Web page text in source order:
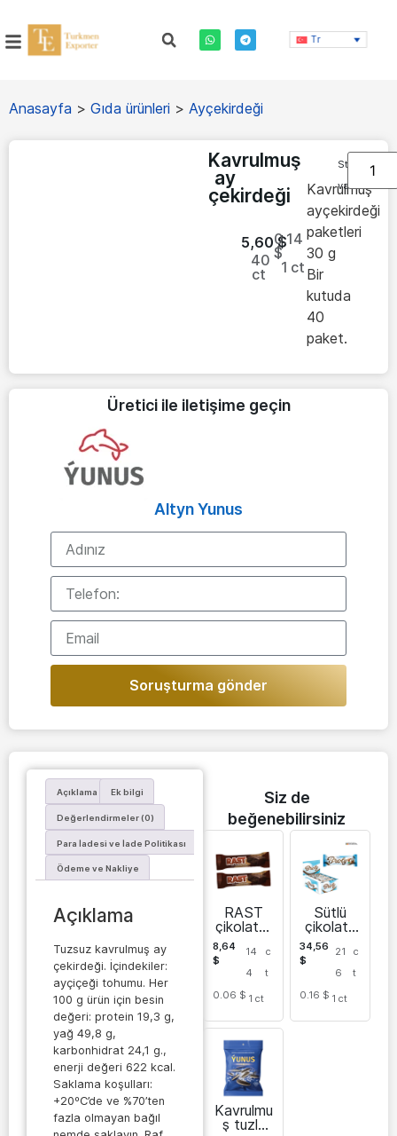
Tr
Anasayfa > Gıda ürünleri > Ayçekirdeği
Kavrulmuş
ay
çekirdeği
5,60$
40
ct
0.14
$
1 ct
Kavrulmuş
ayçekirdeği
paketleri
30 g
Bir
kutuda
40
paket.
Stokta
var
Üretici ile iletişime geçin
Altyn Yunus
Soruşturma gönder
Açıklama Ek bilgi
Değerlendirmeler (0)
Para İadesi ve İade Politikası
Ödeme ve Nakliye
Açıklama
Tuzsuz kavrulmuş ay
çekirdeği. İçindekiler:
ayçiçeği tohumu. Her
100 g ürün için besin
değeri: protein 19,3 g,
yağ 49,8 g,
karbonhidrat 24,1 g.,
enerji değeri 622 kcal.
Saklama koşulları:
+20ºC’de ve %70’ten
fazla olmayan bağıl
Siz de
beğenebilirsiniz
RAST
çikolatalı
nugat
bar
8,64
$
14
4
c
t
0.06 $ 1 ct
Sütlü
çikolata
ile
kaplanmı
ş BROLY
cevizli
34,56
$
21
6
c
t
0.16 $ 1 ct
Kavrulmu
ş tuzlu